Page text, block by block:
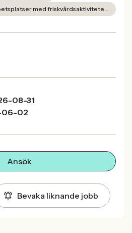
Hälsofrämjande arbetsplatser med friskvårdsaktiviteter och friskvårdsbidrag.
08-31
02
Ansök
Bevaka liknande jobb